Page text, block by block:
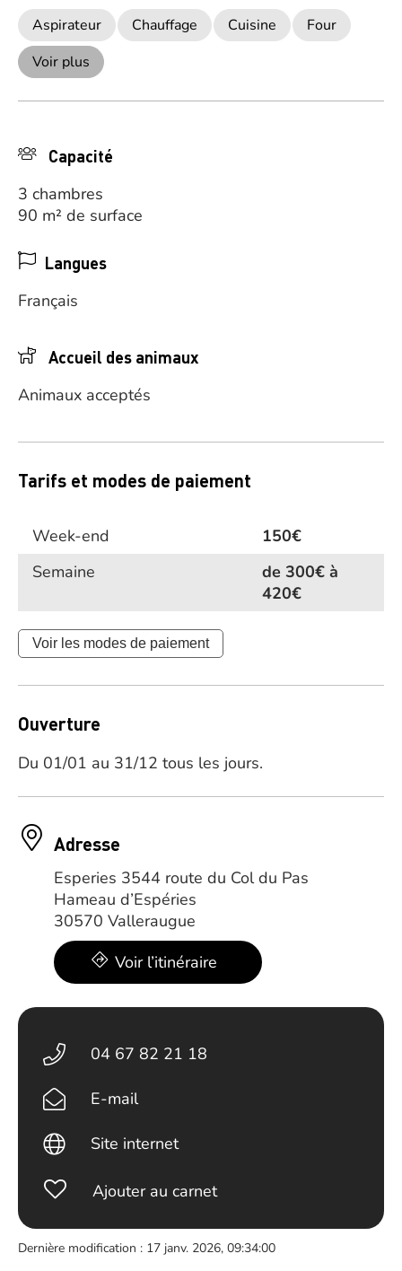
Aspirateur Chauffage Cuisine
Four
Voir plus
Capacité
3 chambres
90 m² de surface
Langues
Français
Accueil des animaux
Animaux acceptés
Tarifs et modes de paiement
Week-end
150€
Semaine
de 300€ à
420€
Voir les modes de paiement
Ouverture
Du 01/01 au 31/12 tous les jours.
Adresse
Esperies 3544 route du Col du Pas
Hameau d’Espéries
30570 Valleraugue
Voir l’itinéraire
04 67 82 21 18
E-mail
Site internet
Ajouter au carnet
Dernière modification : 17 janv. 2026, 09:34:00